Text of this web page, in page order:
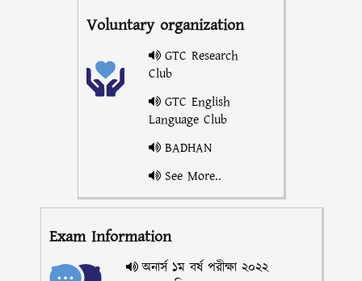
Voluntary organization
GTC Research
Club
GTC English
Language Club
BADHAN
See More..
Exam Information
অনার্স ১ম বর্ষ পরীক্ষা ২০২২